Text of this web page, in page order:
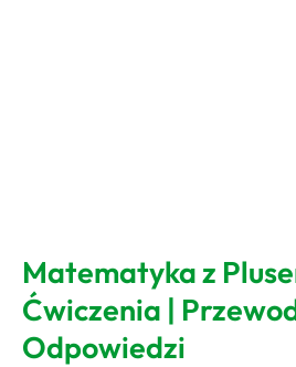
Matematyka z
Ćwiczenia |
Odpowiedzi